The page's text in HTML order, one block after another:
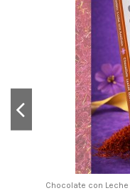
Chocolate con